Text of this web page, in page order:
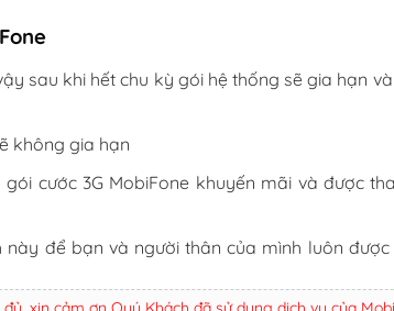
sau khi hết chu kỳ gói hệ thống sẽ gia hạn
không gia hạn
cước 3G MobiFone khuyến mãi và được
này để bạn và người thân của mình luôn